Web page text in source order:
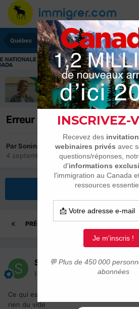
Québec
Découvrez nos conseils et
Erreur de vie au Québec
Par Sonina
4 septembre 2024dans Québec
Répondre à ce
PRÉCÉDENT Page 2 sur 5
Sonina
Posté(e) 6 septembre 2024
Ce qui est malheureux c est a il aucune
rien du vide